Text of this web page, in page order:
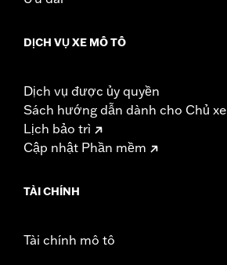
d.com/warranty
DỊCH VỤ XE MÔ TÔ
Dịch vụ được ủy quyền
Sách hướng dẫn dành cho Chủ xe
Lịch bảo trì
Cập nhật Phần mềm
TÀI CHÍNH
Tài chính mô tô